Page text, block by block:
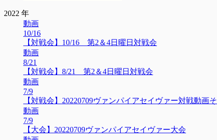
2022 年
動画
10/16
【対戦会】10/16 第2＆4日曜日対戦会
動画
8/21
【対戦会】8/21 第2＆4日曜日対戦会
動画
7/9
【対戦会】20220709ヴァンパイアセイヴァー対戦動画
動画
7/9
【大会】20220709ヴァンパイアセイヴァー大会